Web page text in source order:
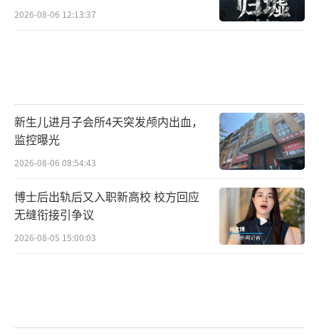
2026-08-06 12:13:37
新生儿进月子会所4天突发颅内出血，
监控曝光
2026-08-06 08:54:43
博士后出轨后又入职新高校 校方回应
无缝衔接引争议
2026-08-05 15:00:03